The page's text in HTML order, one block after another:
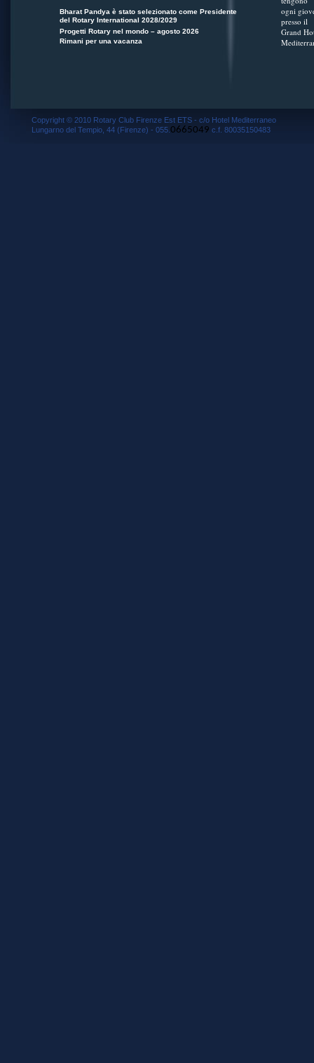
Bharat Pandya è stato selezionato come Presidente
del Rotary International 2028/2029
Progetti Rotary nel mondo – agosto 2026
Rimani per una vacanza
ogni
presso il
Grand
Copyright © 2010 Rotary Club Firenze Est ETS - c/o Hotel Mediterraneo
Lungarno del Tempio, 44 (Firenze) - 055. 0665049 c.f. 80035150483